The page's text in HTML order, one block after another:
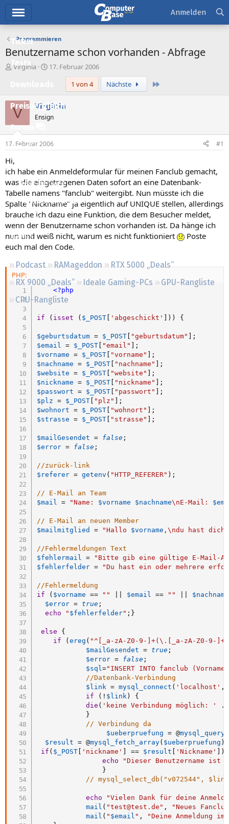
Ticker
Tests
Preisvergleich
Forum
Aktuelles
Neue Beiträge
Neueste Aktivitäten
Leserartikel
Regeln
Podcast RAMageddon
RTX 5000 „Deals“
RX 9000 „Deals“
Ideale Gaming-PCs
GPU-Rangliste
CPU-Rangliste
Anmelden
Programmieren
Benutzername schon vorhanden - Abfrage
E
e
l
e
Virginia
E
e
l
l
a
m
17. Februar 2006
1 von 4
Nächste
V Virginia
Ensign
17. Februar 2006 #1
Hi,
ich habe ein Anmeldeformular für meinen Fanclub gemacht,
was die eingetragenen Daten sofort an eine Datenbank-
Tabelle namens "fanclub" weitergibt. Nun müsste ich die
Spalte "Nickname" ja eigentlich auf UNIQUE stellen, allerdings
brauche ich dazu eine Funktion, die dem Besucher meldet,
wenn der Benutzername schon vorhanden ist. Da hänge ich
nun und weiß nicht, warum es nicht funktioniert
Poste
euch mal den Code.
PHP:
<?php
if ( isset ( $_POST 'abgeschickt' ) ) {
$geburtsdatum = $_POST "geburtsdatum"
;
$email
= $_POST "email"
;
$vorname
= $_POST "vorname"
;
$nachname
= $_POST "nachname"
;
$website
= $_POST "website"
;
$nickname
= $_POST "nickname"
;
$passwort
= $_POST "passwort"
;
$plz
= $_POST "plz"
;
$wohnort
= $_POST "wohnort"
;
$strasse
= $_POST "strasse" ;
$mailGesendet = false ;
$error = false ;
//zurück-link
$referer = getenv ( "HTTP_REFERER" ) ;
// E-Mail an Team
$mail
= "Name: $vorname $nachname\nE-Mail:
// E-Mail an neuen Member
$mailmitglied
= "Hallo $vorname ,\ndu hast dich
//Fehlermeldungen Text
$fehlermail
=
"Bitte gib eine gültige E-Mail-
$fehlerfelder = "Du hast ein oder mehrere
//Fehlermeldung
if
( $vorname == "" $email == ""
$nachname
$error = true ;
echo
" $fehlerfelder" ; }
else
{
if
(ereg ( "^[_a-zA-Z0-9-]+(\.[_a-zA-Z0-9-
$mailGesendet
= true ;
$error = false ;
$sql="INSERT INTO fanclub
//Datenbank-Verbindung
$link = mysql_connect ( 'localhost' ,
if
( ! $link )
{
die ( 'keine Verbindung möglich: '
.
}
// Verbindung da
$ueberpruefung
= @mysql_query
$result
= @mysql_fetch_array( $ueberpruefung )
if ( $_POST 'nickname' == $result 'Nickname'
)
echo
"Dieser Benutzername ist
}
// mysql_select_db("v072544",
echo
"Vielen Dank für deine
mail ( "test@test.de" ,
"Neues
mail ( " $email " ,
"Deine Anmeldung